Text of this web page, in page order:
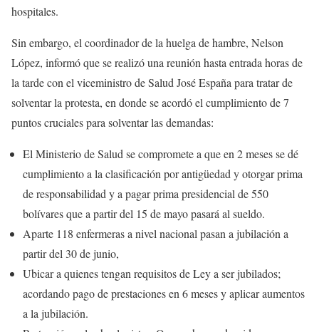
hospitales.
Sin embargo, el coordinador de la huelga de hambre, Nelson
López, informó que se realizó una reunión hasta entrada horas de
la tarde con el viceministro de Salud José España para tratar de
solventar la protesta, en donde se acordó el cumplimiento de 7
puntos cruciales para solventar las demandas:
El Ministerio de Salud se compromete a que en 2 meses se dé
cumplimiento a la clasificación por antigüedad y otorgar prima
de responsabilidad y a pagar prima presidencial de 550
bolívares que a partir del 15 de mayo pasará al sueldo.
Aparte 118 enfermeras a nivel nacional pasan a jubilación a
partir del 30 de junio,
Ubicar a quienes tengan requisitos de Ley a ser jubilados;
acordando pago de prestaciones en 6 meses y aplicar aumentos
a la jubilación.